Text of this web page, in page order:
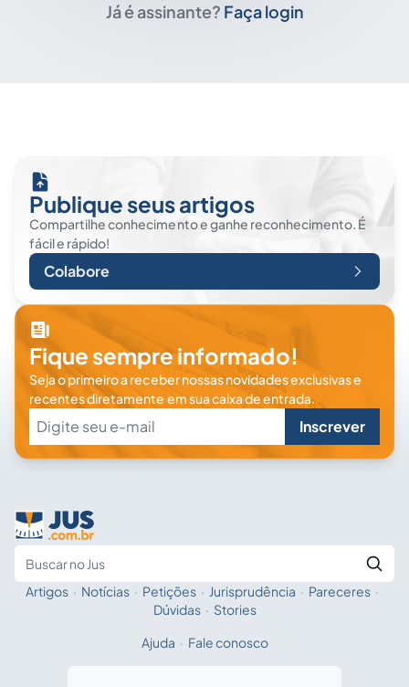
Já é assinante? Faça login
Publique seus artigos
Compartilhe conhecimento e ganhe reconhecimento. É
fácil e rápido!
Colabore
Fique sempre informado!
Seja o primeiro a receber nossas novidades exclusivas e
recentes diretamente em sua caixa de entrada.
Inscrever
Fale com a IA
Artigos · Notícias · Petições · Jurisprudência · Pareceres ·
Dúvidas · Stories
Ajuda · Fale conosco